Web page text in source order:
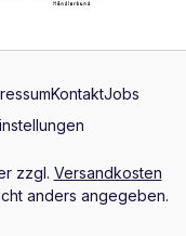
KontaktJobs
zzgl. Versandkosten
anders angegeben.